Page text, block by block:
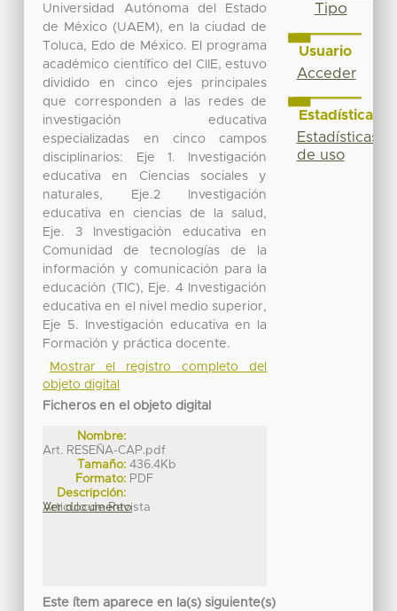
Universidad Autónoma del Estado
de México (UAEM), en la ciudad de
Toluca, Edo de México. El programa
académico científico del CIIE, estuvo
dividido en cinco ejes principales
que corresponden a las redes de
investigación educativa
especializadas en cinco campos
disciplinarios: Eje 1. Investigación
educativa en Ciencias sociales y
naturales, Eje.2 Investigación
educativa en ciencias de la salud,
Eje. 3 Investigación educativa en
Comunidad de tecnologías de la
información y comunicación para la
educación (TIC), Eje. 4 Investigación
educativa en el nivel medio superior,
Eje 5. Investigación educativa en la
Formación y práctica docente.
Mostrar el registro completo del
objeto digital
Ficheros en el objeto digital
Nombre:
Art. RESEÑA-CAP.pdf
Tamaño: 436.4Kb
Formato: PDF
Descripción:
Articulo de Revista
Ver documento
Este ítem aparece en la(s) siguiente(s)
Tipo
Usuario
Acceder
Estadísticas
Estadísticas
de uso